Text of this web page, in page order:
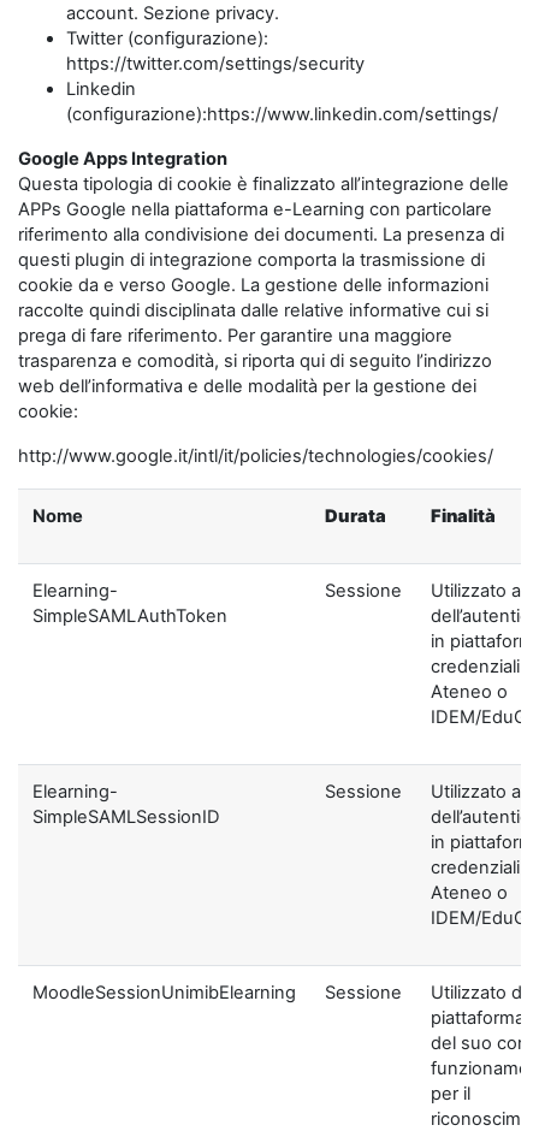
account. Sezione privacy.
Twitter (configurazione):
https://twitter.com/settings/security
Linkedin
(configurazione):https://www.linkedin.com/settings/
Google Apps Integration
Questa tipologia di cookie è finalizzato all’integrazione delle
APPs Google nella piattaforma e-Learning con particolare
riferimento alla condivisione dei documenti. La presenza di
questi plugin di integrazione comporta la trasmissione di
cookie da e verso Google. La gestione delle informazioni
raccolte quindi disciplinata dalle relative informative cui si
prega di fare riferimento. Per garantire una maggiore
trasparenza e comodità, si riporta qui di seguito l’indirizzo
web dell’informativa e delle modalità per la gestione dei
cookie:
http://www.google.it/intl/it/policies/technologies/cookies/
Nome Durata Finalità
Elearning-
SimpleSAMLAuthToken
Sessione
Utilizzato ai
in
credenziali di
Ateneo o
IDEM/
Elearning-
SimpleSAMLSessionID
Sessione
Utilizzato ai
in
credenziali di
Ateneo o
IDEM/
MoodleSessionUnimibElearning Sessione
Utilizzato
piattaforma
del suo
per il